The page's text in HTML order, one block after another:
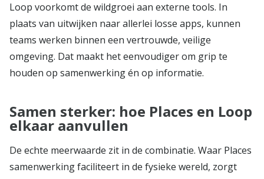
Loop voorkomt de wildgroei aan externe tools. In
plaats van uitwijken naar allerlei losse apps, kunnen
teams werken binnen een vertrouwde, veilige
omgeving. Dat maakt het eenvoudiger om grip te
houden op samenwerking én op informatie.
Samen sterker: hoe Places en Loop
elkaar aanvullen
De echte meerwaarde zit in de combinatie. Waar Places
samenwerking faciliteert in de fysieke wereld, zorgt